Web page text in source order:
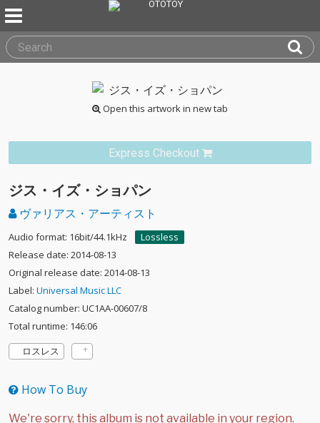
Open this artwork in new tab
Express Checkout
ジス・イズ・ショパン
ヴァリアス・アーティスト
Audio format: 16bit/44.1kHz
Lossless
Release date: 2014-08-13
Original release date: 2014-08-13
Label: Universal Music LLC
Catalog number: UC1AA-00607/8
Total runtime: 146:06
ロスレス
How To Buy